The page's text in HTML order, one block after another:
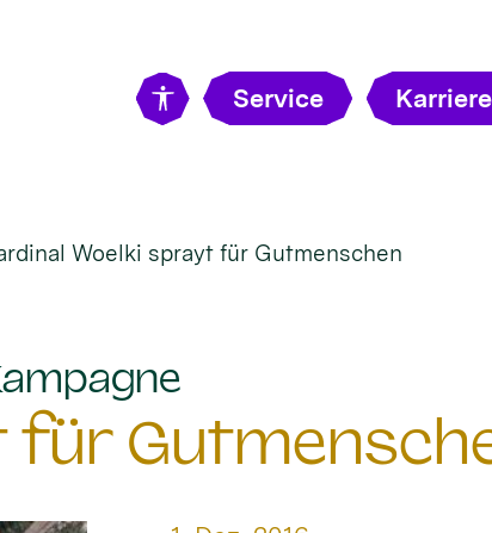
Service Karriere
Woelki sprayt für Gutmenschen
für